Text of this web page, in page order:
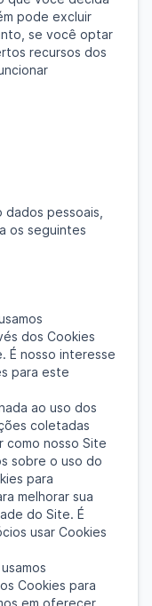
pode excluir
se você optar
recursos dos
dados pessoais,
os seguintes
dos Cookies
É nosso interesse
para este
ao uso dos
coletadas
como nosso Site
sobre o uso do
para
melhorar sua
do Site. É
usar Cookies
Cookies para
em oferecer